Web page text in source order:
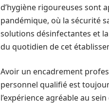
d’hygiène rigoureuses sont
pandémique, où la sécurité
solutions désinfectantes et
du quotidien de cet
Avoir un encadrement
personnel qualifié est
l’expérience agréable au